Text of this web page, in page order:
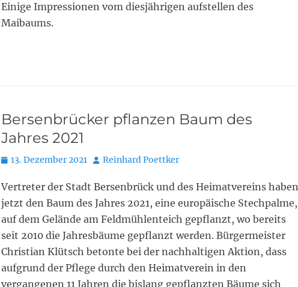
Einige Impressionen vom diesjährigen aufstellen des
Maibaums.
Bersenbrücker pflanzen Baum des
Jahres 2021
Posted
13. Dezember 2021 Autor
Reinhard Poettker
Vertreter der Stadt Bersenbrück und des Heimatvereins haben
jetzt den Baum des Jahres 2021, eine europäische Stechpalme,
auf dem Gelände am Feldmühlenteich gepflanzt, wo bereits
seit 2010 die Jahresbäume gepflanzt werden. Bürgermeister
Christian Klütsch betonte bei der nachhaltigen Aktion, dass
aufgrund der Pflege durch den Heimatverein in den
vergangenen 11 Jahren die bislang gepflanzten Bäume sich